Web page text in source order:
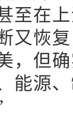
至在
又恢
，但
能源